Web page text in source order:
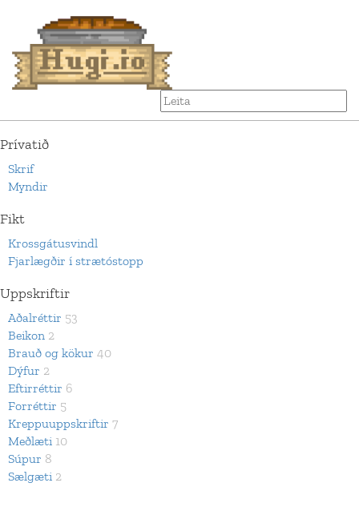
Prívatið
Skrif
Myndir
Fikt
Krossgátusvindl
Fjarlægðir í strætóstopp
Uppskriftir
Aðalréttir 53
Beikon 2
Brauð og kökur 40
Dýfur 2
Eftirréttir 6
Forréttir 5
Kreppuuppskriftir 7
Meðlæti 10
Súpur 8
Sælgæti 2